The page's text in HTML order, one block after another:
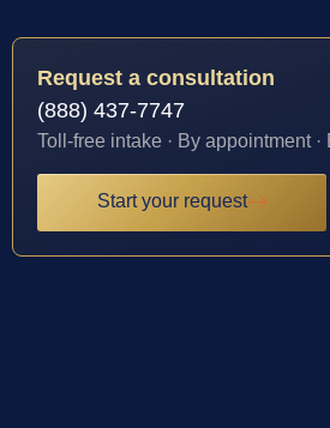
Request a consultation
(888) 437-7747
Toll-free intake · By appointment
Start your request